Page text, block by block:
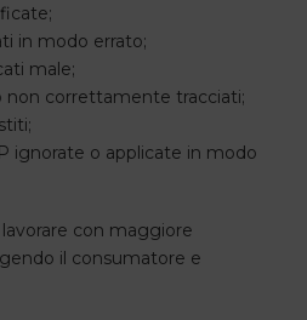
in modo errato;
male;
non correttamente tracciati;
ignorate o applicate in modo
con maggiore
il consumatore e